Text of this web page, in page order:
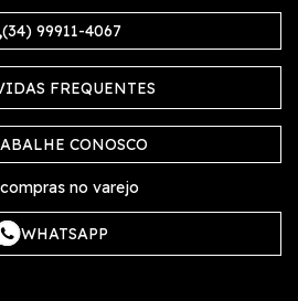
(34) 99911-4067
FREQUENTES
CONOSCO
no varejo
WHATSAPP